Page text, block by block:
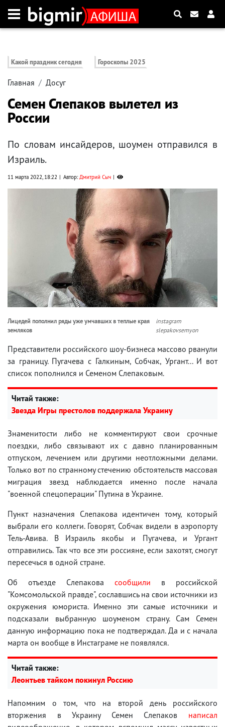
Какой праздник сегодня Гороскопы 2025
Главная Досуг
Семен Слепаков вылетел из
России
По словам инсайдеров, шоумен отправился в
Израиль.
11 марта 2022, 18:22 Автор:Дмитрий Сыч
Лицедей пополнил ряды уже умчавших в теплые края
земляков
instagram
slepakovsemyon
Представители российского шоу-бизнеса массово рванули
за границу. Пугачева с Галкиным, Собчак, Ургант... И вот
список пополнился и Семеном Слепаковым.
Читай также:
Звезда Игры престолов поддержала Украину
Знаменитости либо не комментируют свои срочные
поездки, либо связывают их с давно планированным
отпуском, лечением или другими неотложными делами.
Только вот по странному стечению обстоятельств массовая
миграция звезд наблюдается именно после начала
"военной спецоперации" Путина в Украине.
Пункт назначения Слепакова идентичен тому, который
выбрали его коллеги. Говорят, Собчак видели в аэропорту
Тель-Авива. В Израиль якобы и Пугачева, и Ургант
отправились. Так что все эти россияне, если захотят, смогут
пересечься в одной стране.
Об отъезде Слепакова сообщили в российской
"Комсомольской правде", сославшись на свои источники из
окружения юмориста. Именно эти самые источники и
подсказали выбранную шоуменом страну. Сам Семен
данную информацию пока не подтверждал. Да и с начала
марта он вообще в Инстаграме не появлялся.
Читай также:
Леонтьев тайком покинул Россию
Напомним о том, что на второй день российского
вторжения в Украину Семен Слепаков написал